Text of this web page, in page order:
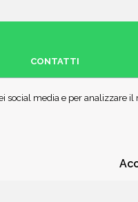
media e per analizzare
CONTATTI